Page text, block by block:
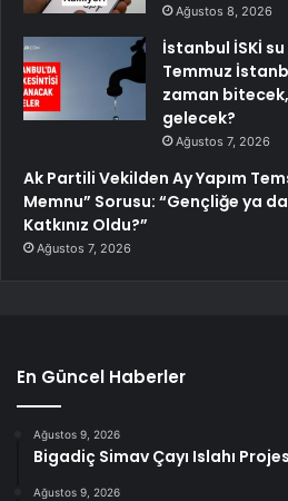
Ağustos 8, 2026
İstanbul İSKİ
Temmuz
zaman
gelecek?
Ağustos 7, 2026
Ak Partili Vekilden Ay Yapım
Memnu” Sorusu: “Gençliğe ya da
Katkınız Oldu?”
Ağustos 7, 2026
En Güncel Haberler
Ağustos 9, 2026
Bigadiç Simav Çayı Islahı
Ağustos 9, 2026